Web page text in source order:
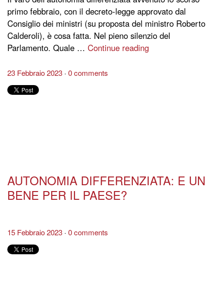
primo febbraio, con il decreto-legge approvato dal
Consiglio dei ministri (su proposta del ministro Roberto
Calderoli), è cosa fatta. Nel pieno silenzio del
Parlamento. Quale … Continue reading
23 Febbraio 2023 0 comments
AUTONOMIA DIFFERENZIATA: E UN
BENE PER IL PAESE?
15 Febbraio 2023 0 comments